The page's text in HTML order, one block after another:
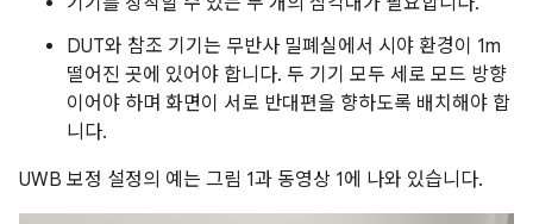
DUT와 참조 기기는 무반사 밀폐실에서 시야 환경이 1m
떨어진 곳에 있어야 합니다. 두 기기 모두 세로 모드 방향
이어야 하며 화면이 서로 반대편을 향하도록 배치해야 합
니다.
UWB 보정 설정의 예는 그림 1과 동영상 1에 나와 있습니다.